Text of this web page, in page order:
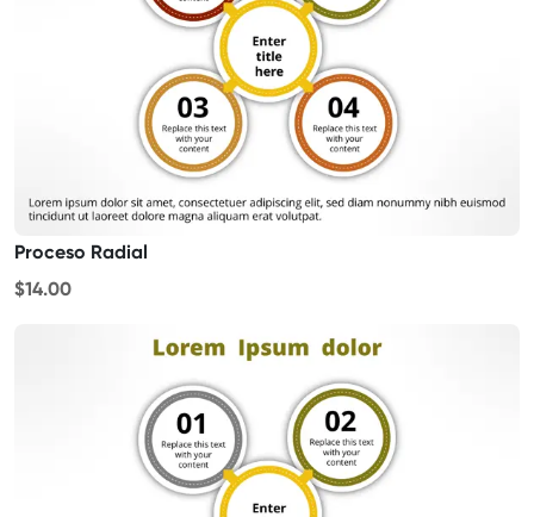
Proceso Radial
$14.00